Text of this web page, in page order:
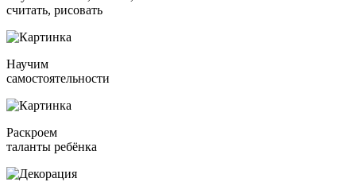
считать, рисовать
Научим
самостоятельности
Раскроем
таланты ребёнка